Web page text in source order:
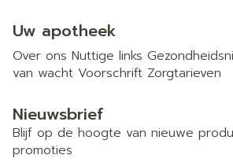
Uw apotheek
Over ons Nuttige links
van wacht Voorschrift Zorgtarieven
Nieuwsbrief
Blijf op de hoogte van nieuwe
promoties